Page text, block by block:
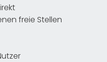
freie Stellen